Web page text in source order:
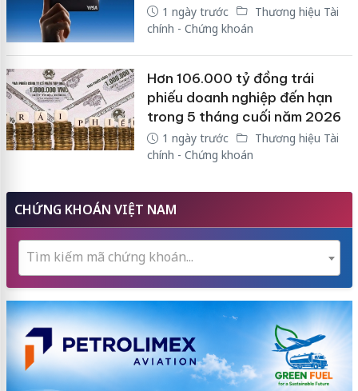
1 ngày trước
Thương hiệu Tài
chính - Chứng khoán
Hơn 106.000 tỷ đồng trái
phiếu doanh nghiệp đến hạn
trong 5 tháng cuối năm 2026
1 ngày trước
Thương hiệu Tài
chính - Chứng khoán
CHỨNG KHOÁN VIỆT NAM
Tìm kiếm mã chứng khoán...